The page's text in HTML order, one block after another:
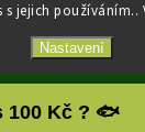
s jejich používáním..
Nastavení
Souhlasím
AzFishing.cz.
VytvořilShoptet| Design
100 Kč ? 🐟